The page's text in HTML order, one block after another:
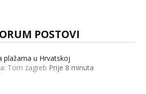
POSTOVI
plažama u Hrvatskoj
Tom zagreb Prije 8 minuta